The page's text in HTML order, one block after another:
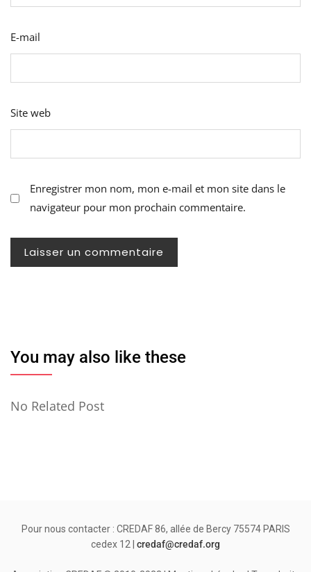
E-mail
Site web
Enregistrer mon nom, mon e-mail et mon site dans le
navigateur pour mon prochain commentaire.
You may also like these
No Related Post
Pour nous contacter : CREDAF 86, allée de Bercy 75574 PARIS
cedex 12 | credaf@credaf.org